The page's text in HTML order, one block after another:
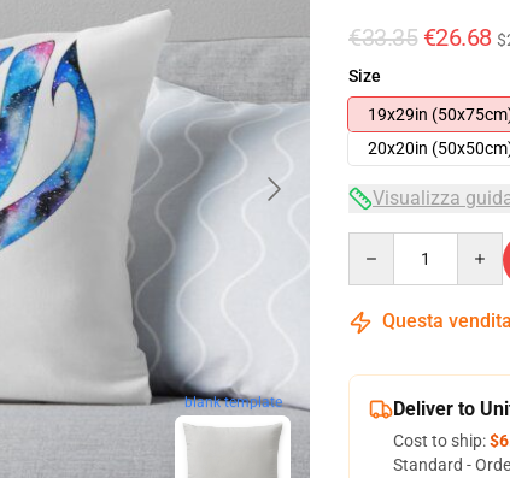
blank template
€33.35 €26.68
Size
19x29in
20x20in
Visualizza
Questa
Deliver to
Cost to ship:
Standard -